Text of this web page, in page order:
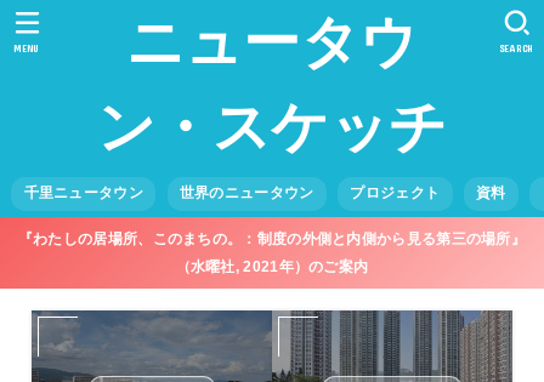
ニュータウ
ン・スケッチ
千里ニュータウン 世界のニュータウン プロジェクト 資料
SEARCH
MENU
『わたしの居場所、このまちの。：制度の外側と内側から見る第三の場所』
（水曜社, 2021年）のご案内